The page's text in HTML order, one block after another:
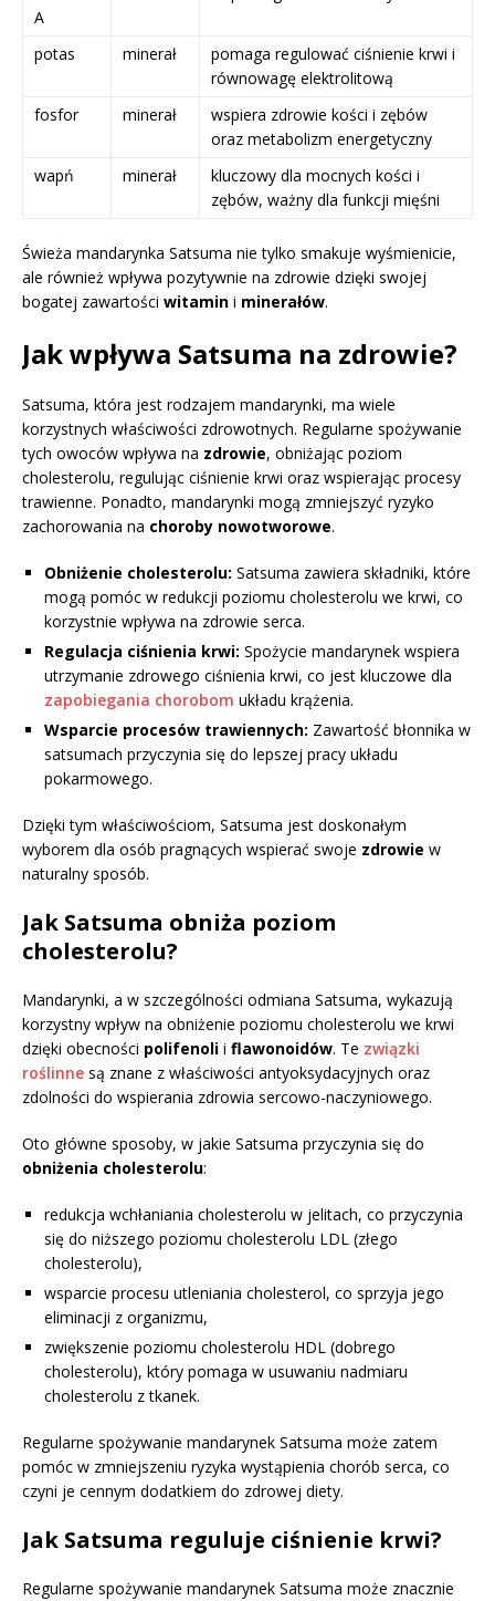
A
potas minerał
pomaga regulować ciśnienie krwi i
równowagę elektrolitową
fosfor
minerał
wspiera zdrowie kości i zębów
oraz metabolizm energetyczny
wapń
minerał
kluczowy dla mocnych kości i
zębów, ważny dla funkcji mięśni
Świeża mandarynka Satsuma nie tylko smakuje wyśmienicie,
ale również wpływa pozytywnie na zdrowie dzięki swojej
bogatej zawartości witamin i minerałów.
Jak wpływa Satsuma na zdrowie?
Satsuma, która jest rodzajem mandarynki, ma wiele
korzystnych właściwości zdrowotnych. Regularne spożywanie
tych owoców wpływa na zdrowie, obniżając poziom
cholesterolu, regulując ciśnienie krwi oraz wspierając procesy
trawienne. Ponadto, mandarynki mogą zmniejszyć ryzyko
zachorowania na choroby nowotworowe.
Obniżenie cholesterolu: Satsuma zawiera składniki, które
mogą pomóc w redukcji poziomu cholesterolu we krwi, co
korzystnie wpływa na zdrowie serca.
Regulacja ciśnienia krwi: Spożycie mandarynek wspiera
utrzymanie zdrowego ciśnienia krwi, co jest kluczowe dla
zapobiegania chorobom układu krążenia.
Wsparcie procesów trawiennych: Zawartość błonnika w
satsumach przyczynia się do lepszej pracy układu
pokarmowego.
Dzięki tym właściwościom, Satsuma jest doskonałym
wyborem dla osób pragnących wspierać swoje zdrowie w
naturalny sposób.
Jak Satsuma obniża poziom
cholesterolu?
Mandarynki, a w szczególności odmiana Satsuma, wykazują
korzystny wpływ na obniżenie poziomu cholesterolu we krwi
dzięki obecności polifenoli i flawonoidów. Te związki
roślinne są znane z właściwości antyoksydacyjnych oraz
zdolności do wspierania zdrowia sercowo-naczyniowego.
Oto główne sposoby, w jakie Satsuma przyczynia się do
obniżenia cholesterolu:
redukcja wchłaniania cholesterolu w jelitach, co przyczynia
się do niższego poziomu cholesterolu LDL (złego
cholesterolu),
wsparcie procesu utleniania cholesterol, co sprzyja jego
eliminacji z organizmu,
zwiększenie poziomu cholesterolu HDL (dobrego
cholesterolu), który pomaga w usuwaniu nadmiaru
cholesterolu z tkanek.
Regularne spożywanie mandarynek Satsuma może zatem
pomóc w zmniejszeniu ryzyka wystąpienia chorób serca, co
czyni je cennym dodatkiem do zdrowej diety.
Jak Satsuma reguluje ciśnienie krwi?
Regularne spożywanie mandarynek Satsuma może znacznie